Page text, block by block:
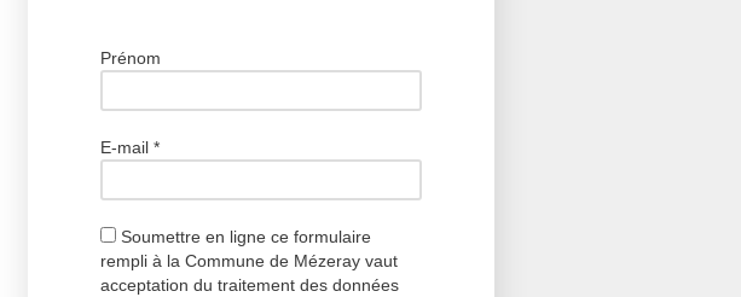
Prénom
E-mail *
Soumettre en ligne ce formulaire
rempli à la Commune de Mézeray vaut
acceptation du traitement des données